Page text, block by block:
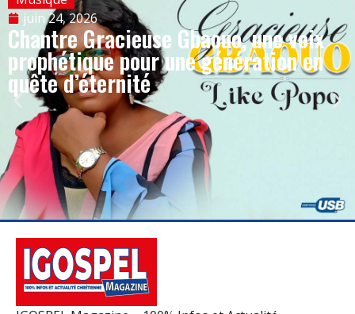
juin 24, 2026
Chantre Gracieuse Gbaouo, une voix
prophétique pour une génération en
quête d’éternité